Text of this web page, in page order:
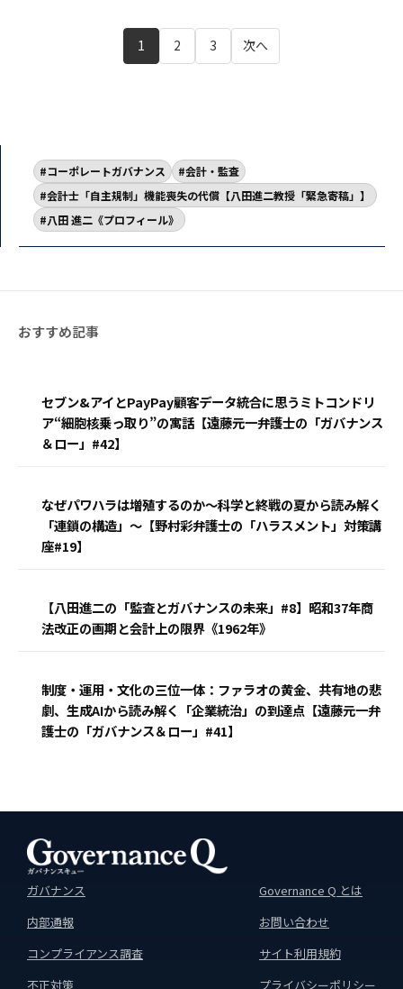
1 2 3 次へ
コーポレートガバナンス
会計・監査
会計士「自主規制」機能喪失の代償【八田進二教授「緊急寄稿」】
八田 進二《プロフィール》
セブン&アイとPayPay顧客データ統合に思うミトコンドリ
ア“細胞核乗っ取り”の寓話【遠藤元一弁護士の「ガバナンス
＆ロー」#42】
なぜパワハラは増殖するのか〜科学と終戦の夏から読み解く
「連鎖の構造」〜【野村彩弁護士の「ハラスメント」対策講
座#19】
【八田進二の「監査とガバナンスの未来」#8】昭和37年商
法改正の画期と会計上の限界《1962年》
制度・運用・文化の三位一体：ファラオの黄金、共有地の悲
劇、生成AIから読み解く「企業統治」の到達点【遠藤元一弁
護士の「ガバナンス＆ロー」#41】
ガバナンス
内部通報
コンプライアンス調査
不正対策
Governance Q とは
お問い合わせ
サイト利用規約
プライバシーポリシー